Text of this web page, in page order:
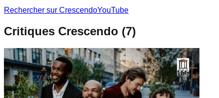
Rechercher sur CrescendoYouTube
Critiques Crescendo (7)